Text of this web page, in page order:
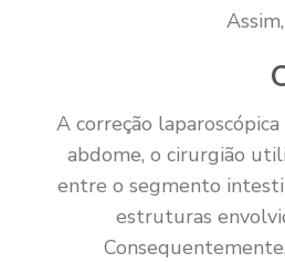
A correção
abdome, o cirurgião
entre o segmento
estruturas